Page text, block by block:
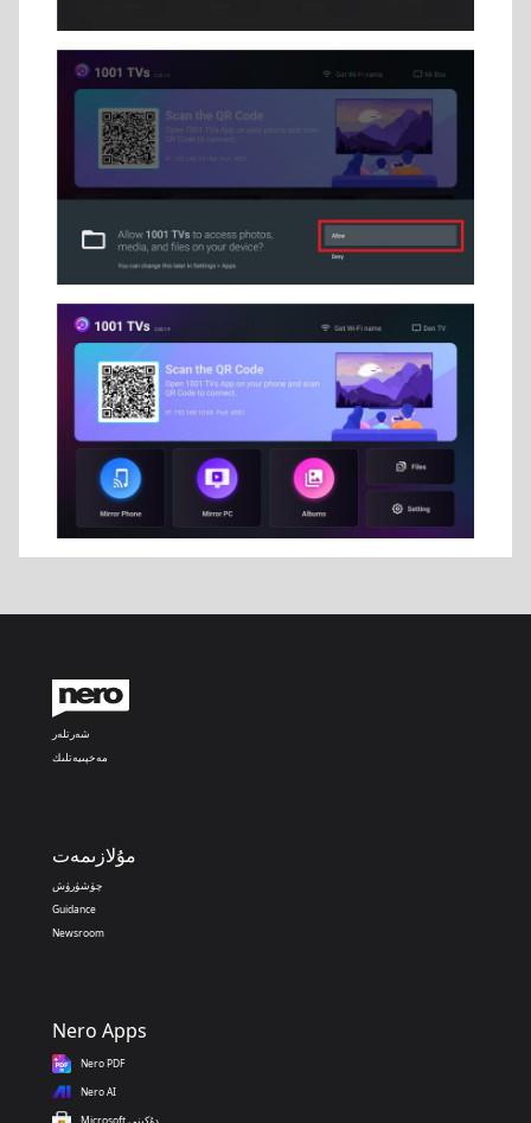
شەرتلەر
مەخپىيەتلىك
مۇلازىمەت
چۈشۈرۈش
Guidance
Newsroom
Nero Apps
Nero PDF
Nero AI
Microsoft دۇكىنى